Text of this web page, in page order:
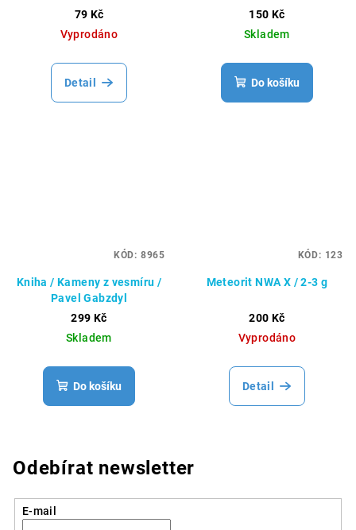
79 Kč
Vyprodáno
Detail
150 Kč
Skladem
Do košíku
Kniha / Kameny z vesmíru /
Pavel Gabzdyl
299 Kč
Skladem
Do košíku
KÓD: 8965
Meteorit NWA X / 2-3 g
200 Kč
Vyprodáno
Detail
KÓD: 123
Odebírat newsletter
E-mail